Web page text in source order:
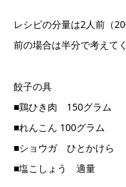
レシピの分量は2人前（
前の場合は半分で考えて
餃子の具
■鶏ひき肉 150グラム
■れんこん 100グラム
■ショウガ ひとかけら
■塩こしょう 適量